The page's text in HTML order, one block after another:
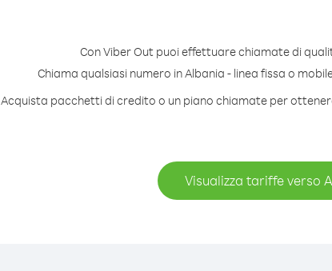
Con Viber Out puoi effettuare chiamate di
Chiama qualsiasi numero in Albania - linea fissa o
Acquista pacchetti di credito o un piano chiamate per
Visualizza tariffe verso